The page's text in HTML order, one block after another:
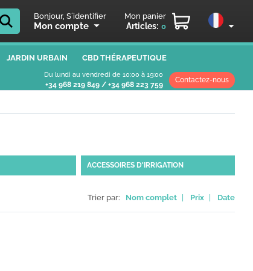
Bonjour, S´identifier
Mon compte
Mon panier
Articles: 0
JARDIN URBAIN CBD THÉRAPEUTIQUE
Du lundi au vendredi de 10:00 à 19:00
+34 968 219 849 / +34 968 223 759
Contactez-nous
ACCESSOIRES D'IRRIGATION
Trier par: Nom complet Prix Date